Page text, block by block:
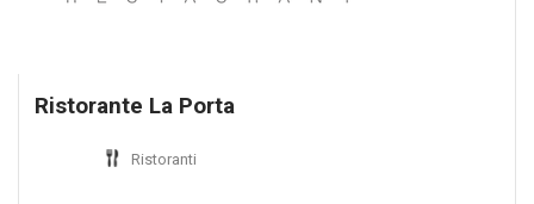
Ristorante La Porta
Ristoranti